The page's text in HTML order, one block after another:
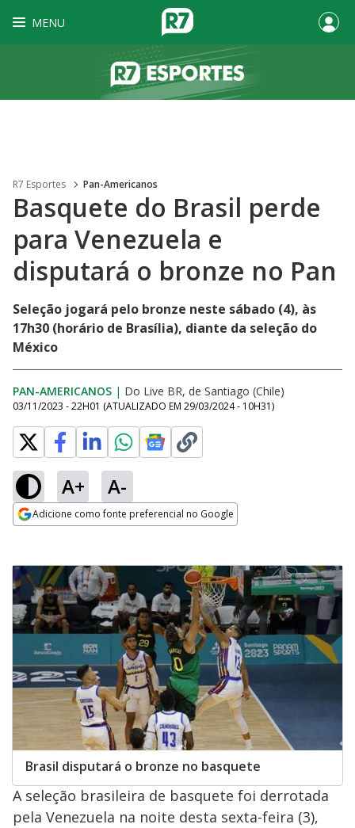
MENU
R7 Esportes Pan-Americanos
Basquete do Brasil perde
para Venezuela e
disputará o bronze no Pan
Seleção jogará pelo bronze neste sábado (4), às
17h30 (horário de Brasília), diante da seleção do
México
PAN-AMERICANOS | Do Live BR, de Santiago (Chile)
03/11/2023 - 22H01 (ATUALIZADO EM 29/03/2024 - 10H31)
A+ A-
Adicione como fonte preferencial no Google
Brasil disputará o bronze no basquete
A seleção brasileira de basquete foi derrotada
pela Venezuela na noite desta sexta-feira (3),